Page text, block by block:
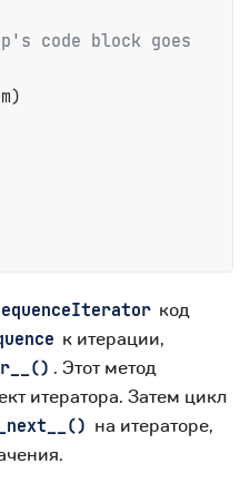
code block goes
код
к итерации,
. Этот метод
итератора. Затем цикл
на итераторе,